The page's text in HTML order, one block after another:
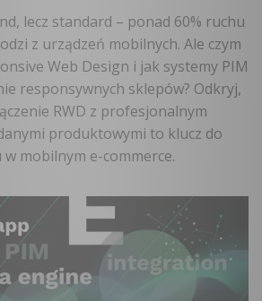
lecz standard – ponad 60% ruchu
z urządzeń mobilnych. Ale czym
Web Design i jak systemy PIM
responsywnych sklepów? Odkryj,
RWD z profesjonalnym
produktowymi to klucz do
w mobilnym e-commerce.